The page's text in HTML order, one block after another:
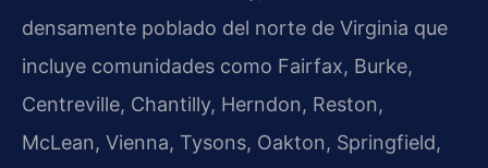
densamente poblado del norte de Virginia que
incluye comunidades como Fairfax, Burke,
Centreville, Chantilly, Herndon, Reston,
McLean, Vienna, Tysons, Oakton, Springfield,